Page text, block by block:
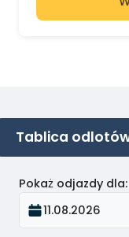
Tablica
Pokaż odjazdy dla:
11.08.2026